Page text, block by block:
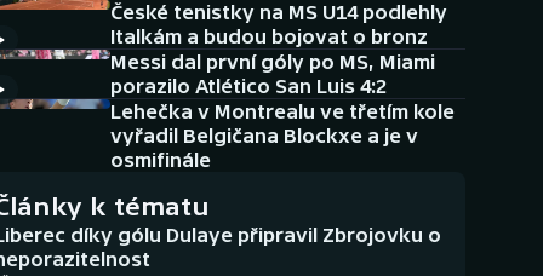
Aplikace ČT sport
AZ kvíz
České tenistky na MS U14 podlehly
Italkám a budou bojovat o bronz
Messi dal první góly po MS, Miami
porazilo Atlético San Luis 4:2
Lehečka v Montrealu ve třetím kole
vyřadil Belgičana Blockxe a je v
osmifinále
k tématu
díky gólu Dulaye připravil Zbrojovku o